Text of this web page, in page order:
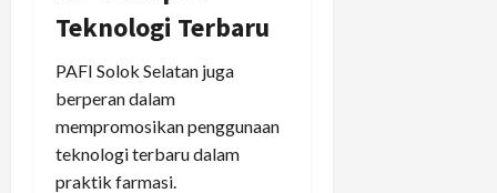
Teknologi Terbaru
PAFI Solok Selatan juga
berperan dalam
mempromosikan penggunaan
teknologi terbaru dalam
praktik farmasi.